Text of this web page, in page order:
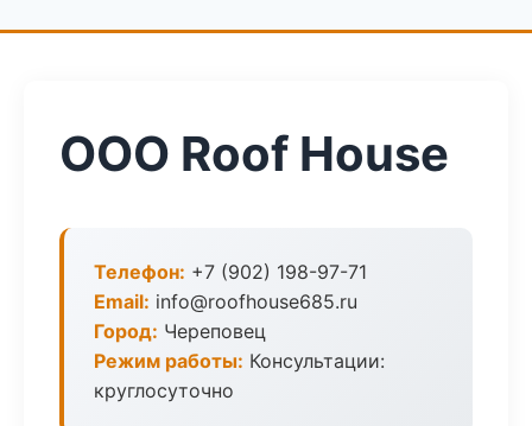
ООО Roof House
Телефон: +7 (902) 198-97-71
Email: info@roofhouse685.ru
Город: Череповец
Режим работы: Консультации:
круглосуточно